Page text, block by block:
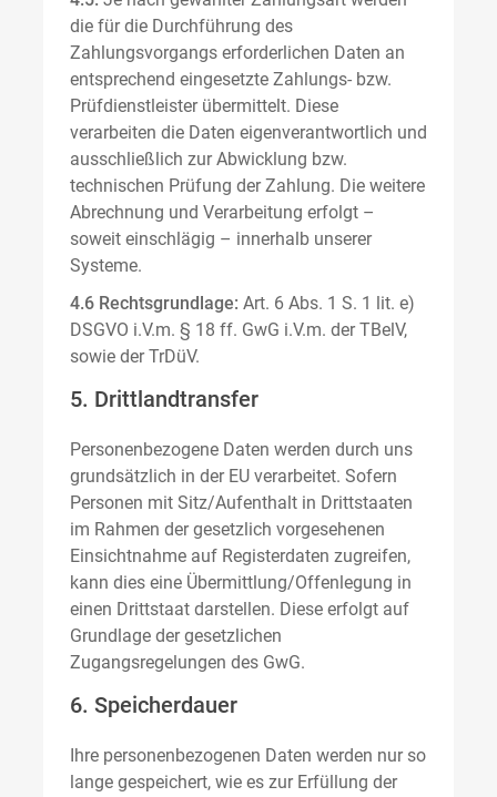
die für die Durchführung des
Zahlungsvorgangs erforderlichen Daten an
entsprechend eingesetzte Zahlungs- bzw.
Prüfdienstleister übermittelt. Diese
verarbeiten die Daten eigenverantwortlich und
ausschließlich zur Abwicklung bzw.
technischen Prüfung der Zahlung. Die weitere
Abrechnung und Verarbeitung erfolgt –
soweit einschlägig – innerhalb unserer
Systeme.
4.6 Rechtsgrundlage: Art. 6 Abs. 1 S. 1 lit. e)
DSGVO i.V.m. § 18 ff. GwG i.V.m. der TBelV,
sowie der TrDüV.
5. Drittlandtransfer
Personenbezogene Daten werden durch uns
grundsätzlich in der EU verarbeitet. Sofern
Personen mit Sitz/Aufenthalt in Drittstaaten
im Rahmen der gesetzlich vorgesehenen
Einsichtnahme auf Registerdaten zugreifen,
kann dies eine Übermittlung/Offenlegung in
einen Drittstaat darstellen. Diese erfolgt auf
Grundlage der gesetzlichen
Zugangsregelungen des GwG.
6. Speicherdauer
Ihre personenbezogenen Daten werden nur so
lange gespeichert, wie es zur Erfüllung der